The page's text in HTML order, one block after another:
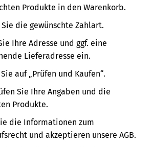
Produkte in den Warenkorb.
die gewünschte Zahlart.
Ihre Adresse und ggf. eine
Lieferadresse ein.
auf „Prüfen und Kaufen“.
Sie Ihre Angaben und die
Produkte.
die Informationen zum
und akzeptieren unsere AGB.